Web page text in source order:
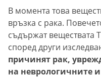
В момента това
връзка с рака.
съдържат веществата
според други
причинят рак,
на неврологичните